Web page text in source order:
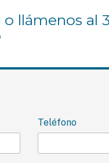
llámenos al
Teléfono